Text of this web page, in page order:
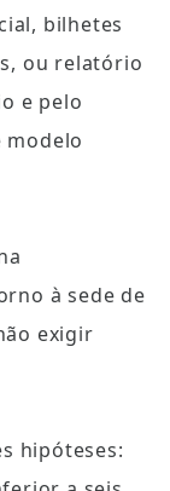
bilhetes
ou relatório
e pelo
à sede de
exigir
hipóteses: